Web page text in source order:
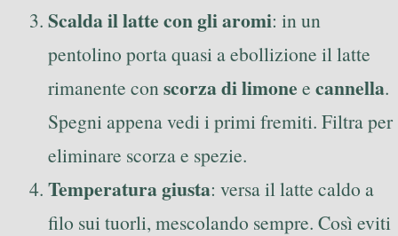
Scalda il latte con gli aromi: in un
pentolino porta quasi a ebollizione il latte
rimanente conscorza di limone e cannella.
Spegni appena vedi i primi fremiti. Filtra per
eliminare scorza e spezie.
Temperatura giusta: versa il latte caldo a
filo sui tuorli, mescolando sempre. Così eviti